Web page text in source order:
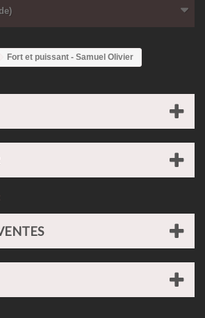
Fort et puissant - Samuel Olivier